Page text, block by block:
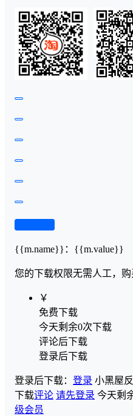
{{m.name}} ： {{m.value}}
您的下载权限无需人工，
￥
免费下载
今天剩余0次下载
评论后下载
登录后下载
登录后下载： 登录 小黑屋
下载评论 请先登录 今天剩
级会员